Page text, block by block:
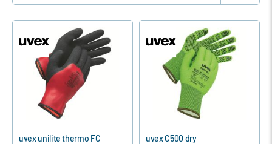
uvex unilite thermo FC uvex C500 dry